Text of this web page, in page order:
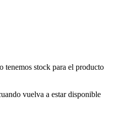
tenemos stock para el producto
vuelva a estar disponible